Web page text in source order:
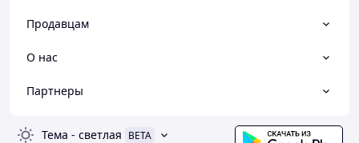
Продавцам
О нас
Партнеры
Тема - светлая BETA